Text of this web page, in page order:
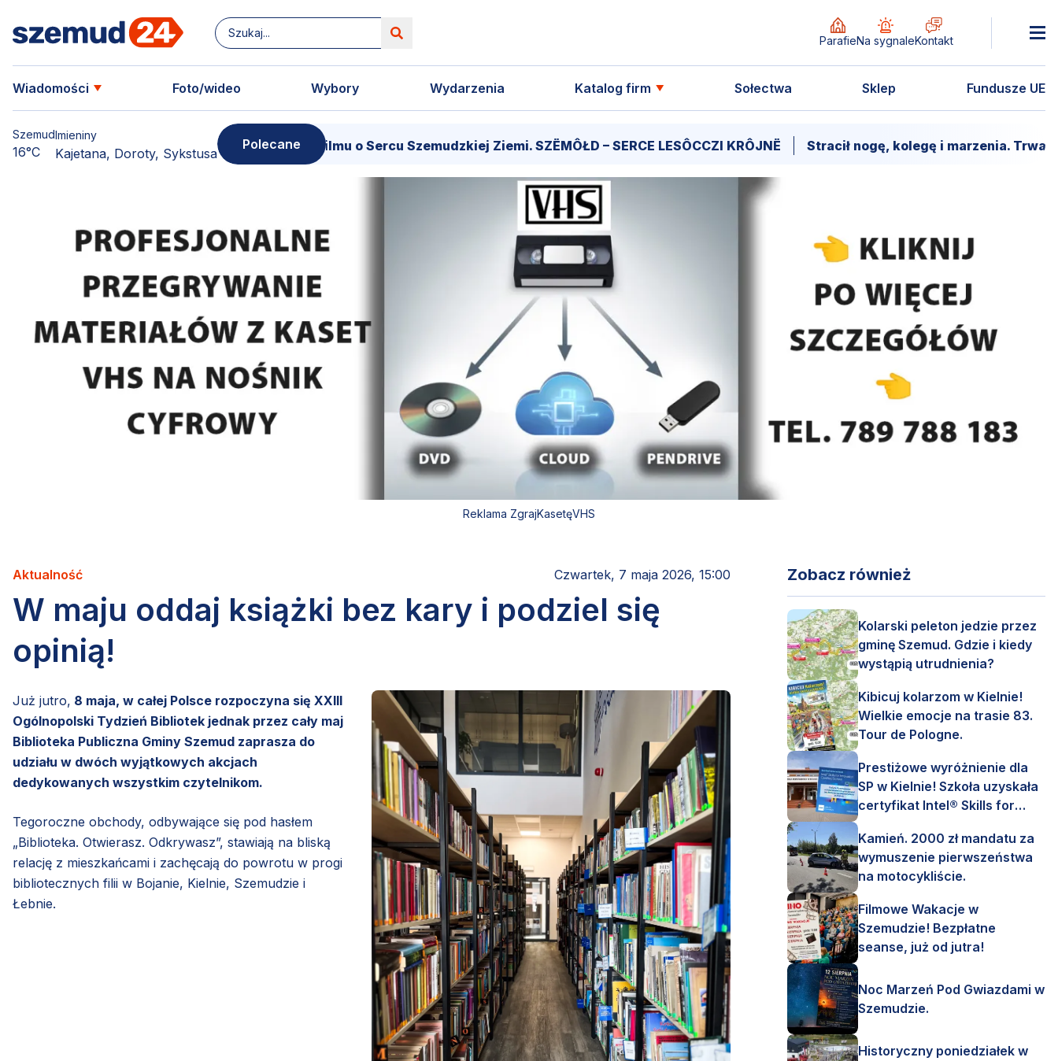
ParafieNa sygnaleKontakt
Wiadomości Foto/wideo Wybory Wydarzenia Katalog firm Sołectwa Sklep Fundusze UE
Szemud
16°C
Imieniny
Kajetana, Doroty, Sykstusa
Polecane
kopię! 15 marca - Premiera filmu o Sercu Szemudzkiej Ziemi. SZËMÔŁD – SERCE LESÔCCZI KRÔJNË Stracił nogę, kolegę i marzenia. Trwa walka o
Reklama ZgrajKasetęVHS
Aktualność Czwartek, 7 maja 2026, 15:00
W maju oddaj książki bez kary i podziel się
opinią!
Już jutro, 8 maja, w całej Polsce rozpoczyna się XXIII
Ogólnopolski Tydzień Bibliotek jednak przez cały maj
Biblioteka Publiczna Gminy Szemud zaprasza do
udziału w dwóch wyjątkowych akcjach
dedykowanych wszystkim czytelnikom.
Tegoroczne obchody, odbywające się pod hasłem
„Biblioteka. Otwierasz. Odkrywasz”, stawiają na bliską
relację z mieszkańcami i zachęcają do powrotu w progi
bibliotecznych filii w Bojanie, Kielnie, Szemudzie i
Łebnie.
Zobacz również
Kolarski peleton jedzie przez
gminę Szemud. Gdzie i kiedy
wystąpią utrudnienia?
Kibicuj kolarzom w Kielnie!
Wielkie emocje na trasie 83.
Tour de Pologne.
Prestiżowe wyróżnienie dla
SP w Kielnie! Szkoła uzyskała
certyfikat Intel® Skills for
Kamień. 2000 zł mandatu za
wymuszenie pierwszeństwa
na motocykliście.
Filmowe Wakacje w
Szemudzie! Bezpłatne
seanse, już od jutra!
Noc Marzeń Pod Gwiazdami w
Szemudzie.
Historyczny poniedziałek w